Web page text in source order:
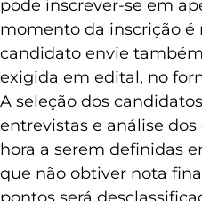
dispostos no edital nº
pode inscrever-se em
momento da inscrição é
candidato envie
exigida em edital, no
A seleção dos
entrevistas e análise dos
hora a serem definidas